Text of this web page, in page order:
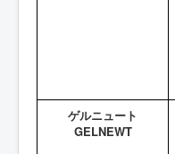
ゲルニュート
GELNEWT